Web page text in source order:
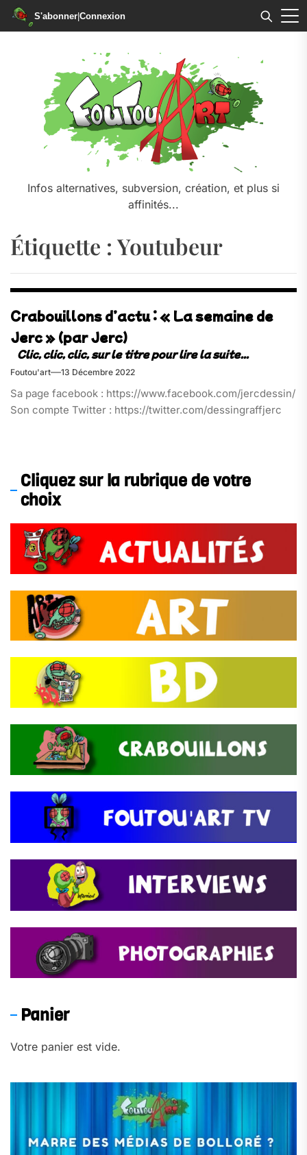
S'abonner|Connexion
Infos alternatives, subversion, création, et plus si
affinités...
Étiquette : Youtubeur
Crabouillons d’actu : « La semaine de
Jerc » (par Jerc)
Foutou'art 13 Décembre 2022
Sa page facebook : https://www.facebook.com/jercdessin/
Son compte Twitter : https://twitter.com/dessingraffjerc
Cliquez sur la rubrique de votre
choix
Panier
Votre panier est vide.